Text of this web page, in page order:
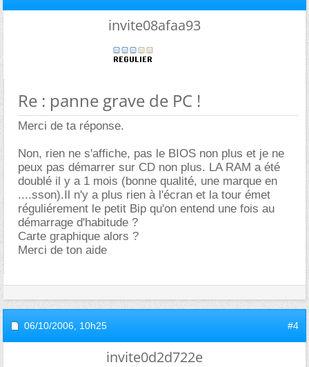
invite08afaa93
Re : panne grave de PC !
Merci de ta réponse.
Non, rien ne s'affiche, pas le BIOS non plus et je ne
peux pas démarrer sur CD non plus. LA RAM a été
doublé il y a 1 mois (bonne qualité, une marque en
....sson).Il n'y a plus rien à l'écran et la tour émet
réguliérement le petit Bip qu'on entend une fois au
démarrage d'habitude ?
Carte graphique alors ?
Merci de ton aide
06/10/2006, 10h25 #4
invite0d2d722e